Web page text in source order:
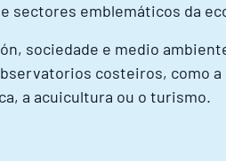
sectores emblemáticos da
sociedade e medio
costeiros, como a
a acuicultura ou o turismo.